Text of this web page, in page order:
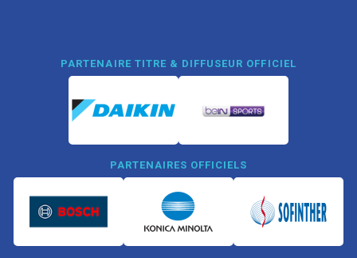
PARTENAIRE TITRE & DIFFUSEUR OFFICIEL
PARTENAIRES OFFICIELS